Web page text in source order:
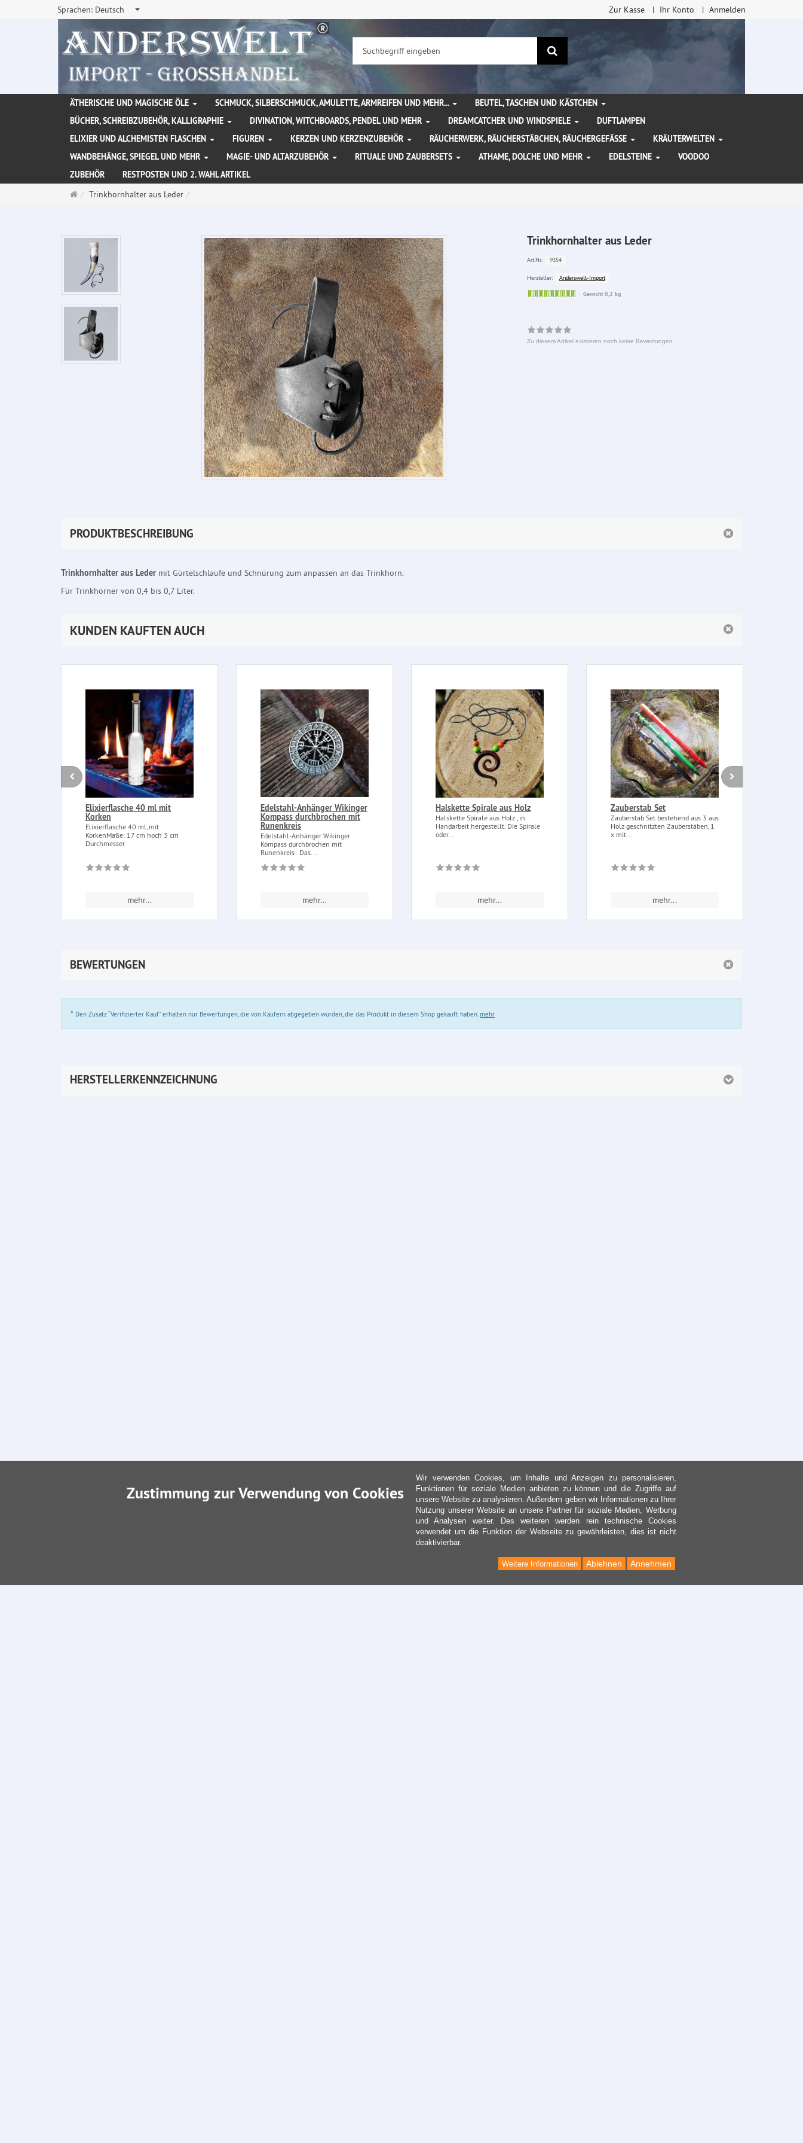
Sprachen: Deutsch Zur Kasse Ihr Konto Anmelden
Suchen
ÄTHERISCHE UND MAGISCHE ÖLE SCHMUCK, SILBERSCHMUCK, AMULETTE, ARMREIFEN UND MEHR...
BEUTEL, TASCHEN UND KÄSTCHEN
BÜCHER, SCHREIBZUBEHÖR, KALLIGRAPHIE
DIVINATION, WITCHBOARDS, PENDEL UND MEHR DREAMCATCHER UND WINDSPIELE
DUFTLAMPEN
ELIXIER UND ALCHEMISTEN FLASCHEN
FIGUREN KERZEN UND KERZENZUBEHÖR RÄUCHERWERK, RÄUCHERSTÄBCHEN, RÄUCHERGEFÄSSE
KRÄUTERWELTEN
WANDBEHÄNGE, SPIEGEL UND MEHR
MAGIE- UND ALTARZUBEHÖR RITUALE UND ZAUBERSETS ATHAME, DOLCHE UND MEHR EDELSTEINE
VOODOO
ZUBEHÖR
RESTPOSTEN UND 2. WAHL ARTIKEL
Startseite
Trinkhornhalter aus Leder
Trinkhornhalter aus Leder
Art.Nr.: 9354
Hersteller:
Anderswelt-Import
Sofort
Gewicht 0,2 kg
Zu diesem Artikel existieren noch keine Bewertungen
PRODUKTBESCHREIBUNG
Trinkhornhalter aus Leder mit Gürtelschlaufe und Schnürung zum anpassen an das Trinkhorn.
Für Trinkhörner von 0,4 bis 0,7 Liter.
KUNDEN KAUFTEN AUCH
Elixierflasche 40 ml mit
Korken
Elixierflasche 40 ml, mit
KorkenMaße: 17 cm hoch 3 cm
Durchmesser
mehr...
Edelstahl-Anhänger Wikinger
Kompass durchbrochen mit
Runenkreis
Edelstahl-Anhänger Wikinger
Kompass durchbrochen mit
Runenkreis . Das...
mehr...
Halskette Spirale aus Holz
Halskette Spirale aus Holz , in
Handarbeit hergestellt. Die Spirale
oder...
mehr...
Zauberstab Set
Zauberstab Set bestehend aus 3 aus
Holz geschnitzten Zauberstäben, 1
x mit...
mehr...
BEWERTUNGEN
* Den Zusatz “Verifizierter Kauf” erhalten nur Bewertungen, die von Käufern abgegeben wurden, die das Produkt in diesem Shop gekauft haben.mehr
HERSTELLERKENNZEICHNUNG
Zustimmung zur Verwendung von Cookies
Wir verwenden Cookies, um Inhalte und Anzeigen zu personalisieren,
Funktionen für soziale Medien anbieten zu können und die Zugriffe auf
unsere Website zu analysieren. Außerdem geben wir Informationen zu Ihrer
Nutzung unserer Website an unsere Partner für soziale Medien, Werbung
und Analysen weiter. Des weiteren werden rein technische Cookies
verwendet um die Funktion der Webseite zu gewährleisten, dies ist nicht
deaktivierbar.
Annehmen
Ablehnen
Weitere Informationen